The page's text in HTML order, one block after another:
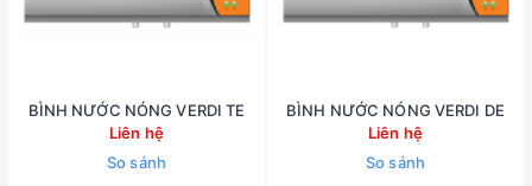
BÌNH NƯỚC NÓNG VERDI TE
Liên hệ
So sánh
BÌNH NƯỚC NÓNG VERDI DE
Liên hệ
So sánh